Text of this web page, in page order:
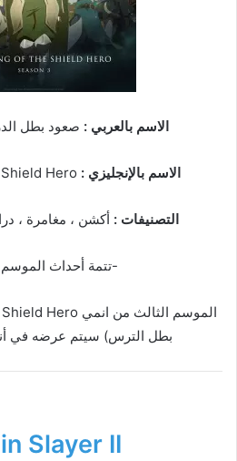
الاسم بالعربي : صعود بطل
الاسم بالإنجليزي : Hero
التصنيفات : أكشن ، مغامرة ،
-تتمة أحداث
بطل الترس) سيتم عرضه في
Slayer II